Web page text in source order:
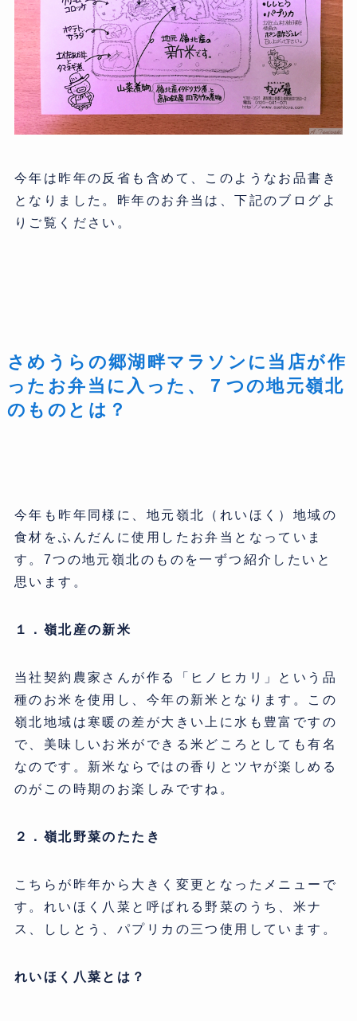
今年は昨年の反省も含めて、このようなお品書き
となりました。昨年のお弁当は、下記のブログよ
りご覧ください。
さめうらの郷湖畔マラソンに当店が作
ったお弁当に入った、７つの地元嶺北
のものとは？
今年も昨年同様に、地元嶺北（れいほく）地域の
食材をふんだんに使用したお弁当となっていま
す。7つの地元嶺北のものを一ずつ紹介したいと
思います。
１．嶺北産の新米
当社契約農家さんが作る「ヒノヒカリ」という品
種のお米を使用し、今年の新米となります。この
嶺北地域は寒暖の差が大きい上に水も豊富ですの
で、美味しいお米ができる米どころとしても有名
なのです。新米ならではの香りとツヤが楽しめる
のがこの時期のお楽しみですね。
２．嶺北野菜のたたき
こちらが昨年から大きく変更となったメニューで
す。れいほく八菜と呼ばれる野菜のうち、米ナ
ス、ししとう、パプリカの三つ使用しています。
れいほく八菜とは？